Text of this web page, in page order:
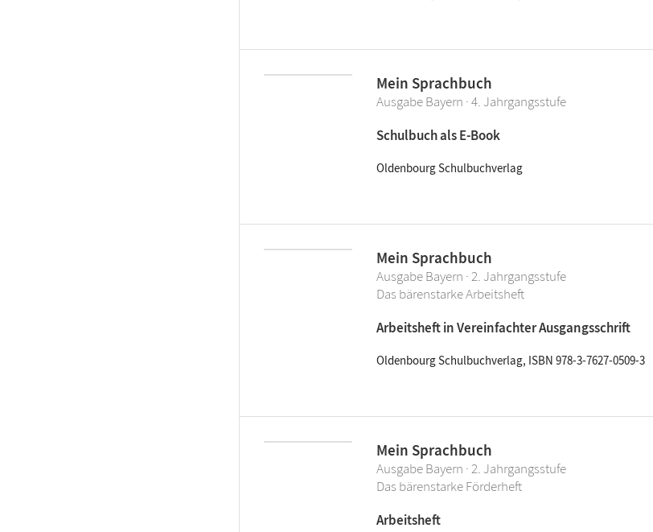
Mein Sprachbuch
Ausgabe Bayern · 4. Jahrgangsstufe
Schulbuch als E-Book
Oldenbourg Schulbuchverlag
Mein Sprachbuch
Ausgabe Bayern · 2. Jahrgangsstufe
Das bärenstarke Arbeitsheft
Arbeitsheft in Vereinfachter Ausgangsschrift
Oldenbourg Schulbuchverlag, ISBN 978-3-7627-0509-3
Mein Sprachbuch
Ausgabe Bayern · 2. Jahrgangsstufe
Das bärenstarke Förderheft
Arbeitsheft